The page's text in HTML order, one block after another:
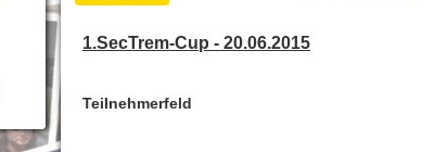
1.SecTrem-Cup - 20.06.2015
Teilnehmerfeld